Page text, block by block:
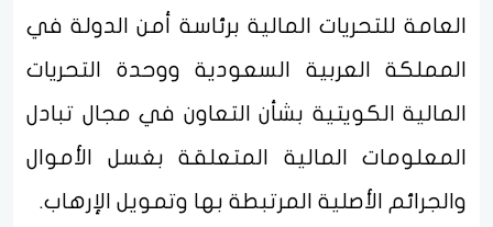
العامة للتحريات المالية برئاسة أمن الدولة في
المملكة العربية السعودية ووحدة التحريات
المالية الكويتية بشأن التعاون في مجال تبادل
المعلومات المالية المتعلقة بغسل الأموال
والجرائم الأصلية المرتبطة بها وتمويل الإرهاب.